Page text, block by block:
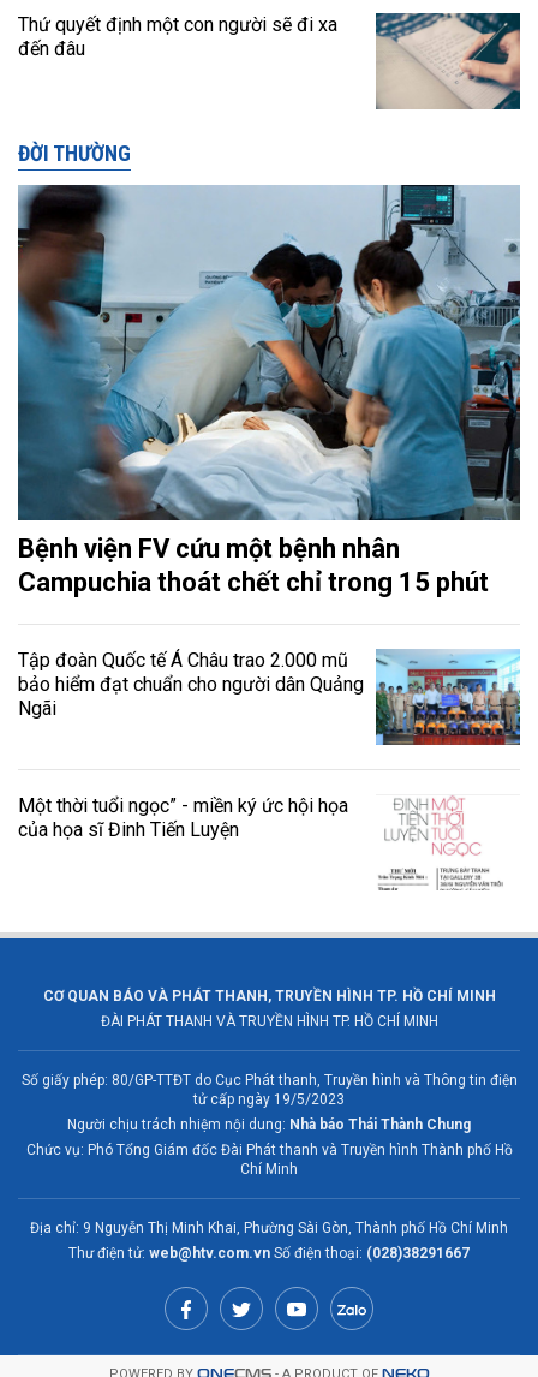
Thứ quyết định một con người sẽ đi xa
đến đâu
ĐỜI THƯỜNG
Bệnh viện FV cứu một bệnh nhân
Campuchia thoát chết chỉ trong 15 phút
Tập đoàn Quốc tế Á Châu trao 2.000 mũ
bảo hiểm đạt chuẩn cho người dân Quảng
Ngãi
Một thời tuổi ngọc” - miền ký ức hội họa
của họa sĩ Đinh Tiến Luyện
CƠ QUAN BÁO VÀ PHÁT THANH, TRUYỀN HÌNH TP. HỒ CHÍ MINH
ĐÀI PHÁT THANH VÀ TRUYỀN HÌNH TP. HỒ CHÍ MINH
Số giấy phép: 80/GP-TTĐT do Cục Phát thanh, Truyền hình và Thông tin điện
tử cấp ngày 19/5/2023
Người chịu trách nhiệm nội dung: Nhà báo Thái Thành Chung
Chức vụ: Phó Tổng Giám đốc Đài Phát thanh và Truyền hình Thành phố Hồ
Chí Minh
Địa chỉ: 9 Nguyễn Thị Minh Khai, Phường Sài Gòn, Thành phố Hồ Chí Minh
Thư điện tử: web@htv.com.vn Số điện thoại: (028)38291667
POWERED BY ONECMS- A PRODUCT OF NEKO